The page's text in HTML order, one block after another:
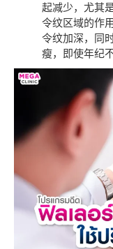
起减少，尤其
令纹区域的作
令纹加深，同
瘦，即使年纪